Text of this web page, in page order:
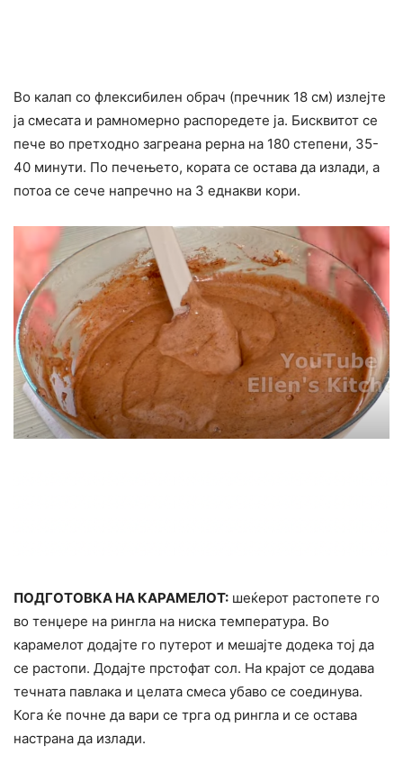
Во калап со флексибилен обрач (пречник 18 см) излејте
ја смесата и рамномерно распоредете ја. Бисквитот се
пече во претходно загреана рерна на 180 степени, 35-
40 минути. По печењето, кората се остава да излади, а
потоа се сече напречно на 3 еднакви кори.
ПОДГОТОВКА НА КАРАМЕЛОТ: шеќерот растопете го
во тенџере на рингла на ниска температура. Во
карамелот додајте го путерот и мешајте додека тој да
се растопи. Додајте прстофат сол. На крајот се додава
течната павлака и целата смеса убаво се соединува.
Кога ќе почне да вари се трга од рингла и се остава
настрана да излади.